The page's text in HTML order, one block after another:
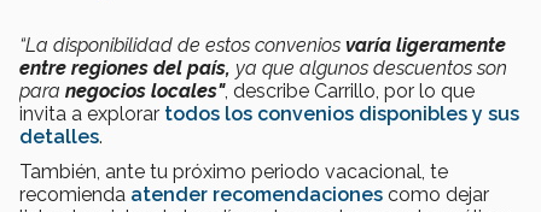
“La disponibilidad de estos convenios varía ligeramente
entre regiones del país, ya que algunos descuentos son
para negocios locales", describe Carrillo, por lo que
invita a explorar todos los convenios disponibles y sus
detalles.
También, ante tu próximo periodo vacacional, te
recomienda atender recomendaciones como dejar